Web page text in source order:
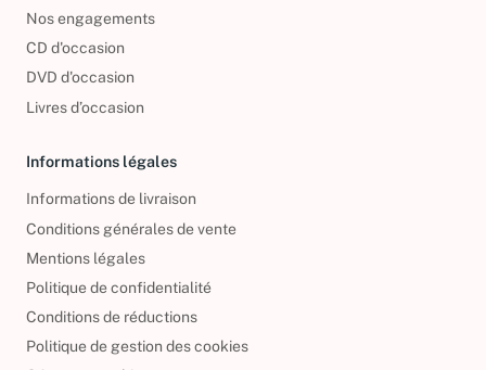
Nos engagements
CD d'occasion
DVD d'occasion
Livres d’occasion
Informations légales
Informations de livraison
Conditions générales de vente
Mentions légales
Politique de confidentialité
Conditions de réductions
Politique de gestion des cookies